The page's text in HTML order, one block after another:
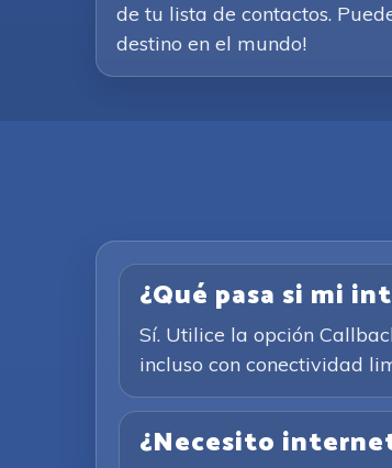
de tu lista de contactos.
destino en el mundo!
¿Qué pasa si mi
Sí. Utilice la opción
incluso con conectividad
¿Necesito